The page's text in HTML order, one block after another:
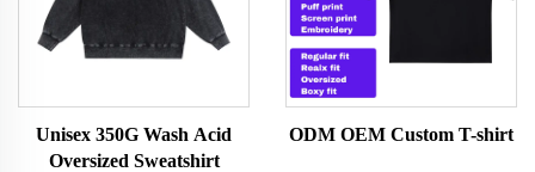
Unisex 350G Wash Acid
Oversized Sweatshirt
ODM OEM Custom T-shirt